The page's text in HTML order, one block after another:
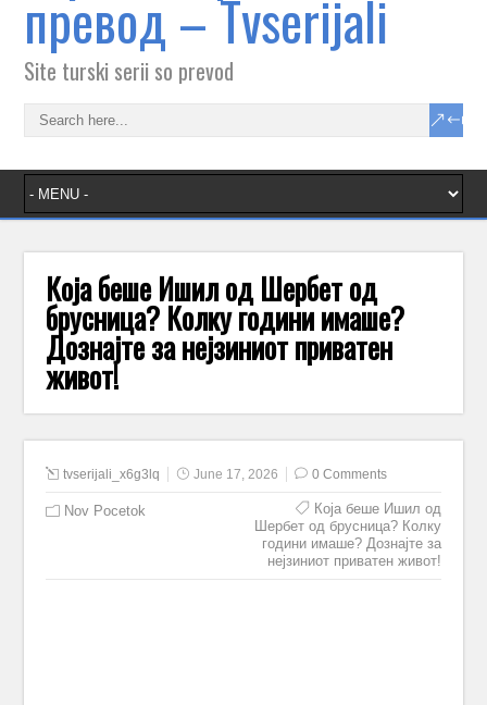
превод – Тvserijali
Site turski serii so prevod
Која беше Ишил од Шербет од
брусница? Колку години имаше?
Дознајте за нејзиниот приватен
живот!
tvserijali_x6g3lq June 17, 2026 0 Comments
Nov Pocetok
Која беше Ишил од
Шербет од брусница? Колку
години имаше? Дознајте за
нејзиниот приватен живот!